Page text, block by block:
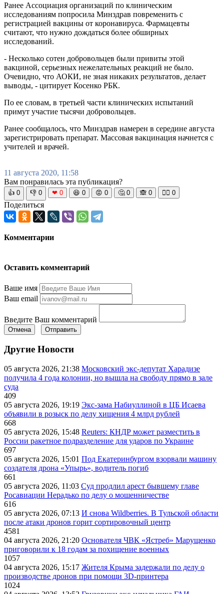
Ранее Ассоциация организаций по клиническим
исследованиям попросила Минздрав повременить с
регистрацией вакцины от коронавируса. Фармацевты
считают, что нужно дождаться более обширных
исследований.
- Несколько сотен добровольцев были привиты этой
вакциной, серьезных нежелательных реакций не было.
Очевидно, что АОКИ, не зная никаких результатов, делает
выводы, - цитирует Косенко РБК.
По ее словам, в третьей части клинических испытаний
примут участие тысячи добровольцев.
Ранее сообщалось, что Минздрав намерен в середине августа
зарегистрировать препарат. Массовая вакцинация начнется с
учителей и врачей.
11 августа 2020, 11:58
Вам понравилась эта публикация?
👍 0 👎 0 ❤ 0 😆 0 😡 0 🤔 0 🙈 0 🧘‍♀️ 0
Поделиться
Комментарии
Оставить комментарий
Ваше имя
Ваш email
Введите Ваш комментарий
Отмена Отправить
Другие Новости
05 августа 2026, 21:38 Московский экс-депутат Харадизе
получила 4 года колонии, но вышла на свободу прямо в зале
суда
409
05 августа 2026, 19:19 Экс-зама Набиуллиной в ЦБ Исаева
объявили в розыск по делу хищения 4 млрд рублей
668
05 августа 2026, 15:48 Reuters: КНДР может разместить в
России ракетное подразделение для ударов по Украине
697
05 августа 2026, 15:01 Под Екатеринбургом взорвали машину
создателя дрона «Упырь», водитель погиб
661
05 августа 2026, 11:03 Суд продлил арест бывшему главе
Росавиации Нерадько по делу о мошенничестве
616
05 августа 2026, 07:13 И снова Wildberries. В Тульской области
после атаки дронов горит сортировочный центр
4581
04 августа 2026, 21:20 Основателя ЧВК «Ястреб» Марущенко
приговорили к 18 годам за похищение военных
1057
04 августа 2026, 15:17 Жителя Крыма задержали по делу о
производстве дронов при помощи 3D‑принтера
1024